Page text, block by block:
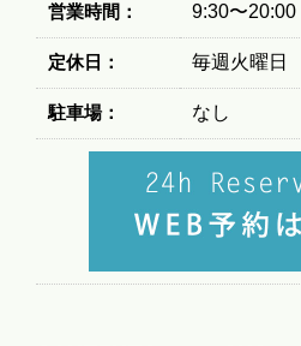
営業時間： 9:30〜20:00
定休日： 毎週火曜日
駐車場： なし